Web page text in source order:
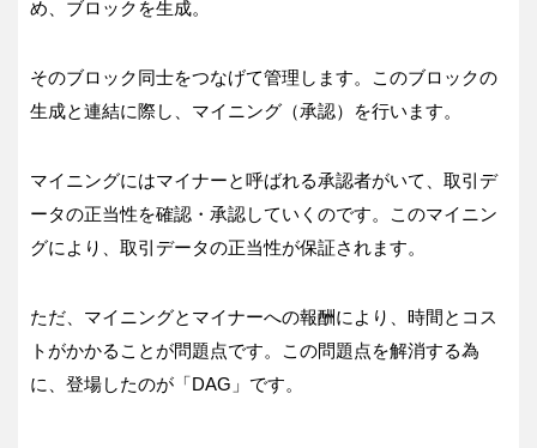
め、ブロックを生成。
そのブロック同士をつなげて管理します。このブロックの
生成と連結に際し、マイニング（承認）を行います。
マイニングにはマイナーと呼ばれる承認者がいて、取引デ
ータの正当性を確認・承認していくのです。このマイニン
グにより、取引データの正当性が保証されます。
ただ、マイニングとマイナーへの報酬により、時間とコス
トがかかることが問題点です。この問題点を解消する為
に、登場したのが「DAG」です。